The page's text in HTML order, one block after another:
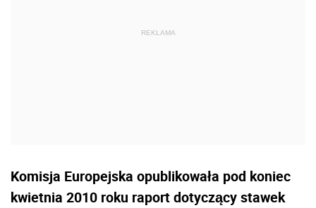
Komisja Europejska opublikowała pod koniec
kwietnia 2010 roku raport dotyczący stawek